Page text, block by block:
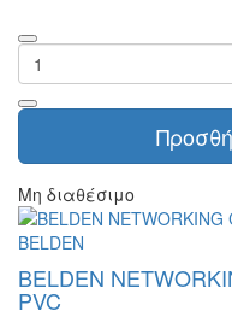
Μη διαθέσιμο
BELDEN
BELDEN
PVC